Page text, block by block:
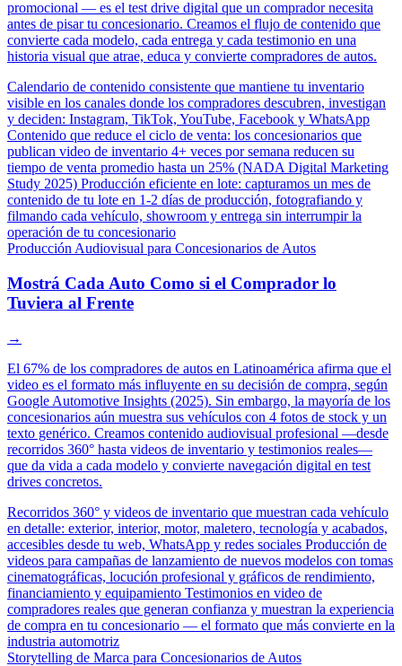
promocional — es el test drive digital que un comprador necesita
antes de pisar tu concesionario. Creamos el flujo de contenido que
convierte cada modelo, cada entrega y cada testimonio en una
historia visual que atrae, educa y convierte compradores de autos.
Calendario de contenido consistente que mantiene tu inventario
visible en los canales donde los compradores descubren, investigan
y deciden: Instagram, TikTok, YouTube, Facebook y WhatsApp
Contenido que reduce el ciclo de venta: los concesionarios que
publican video de inventario 4+ veces por semana reducen su
tiempo de venta promedio hasta un 25% (NADA Digital Marketing
Study 2025) Producción eficiente en lote: capturamos un mes de
contenido de tu lote en 1-2 días de producción, fotografiando y
filmando cada vehículo, showroom y entrega sin interrumpir la
operación de tu concesionario
Producción Audiovisual para Concesionarios de Autos
Mostrá Cada Auto Como si el Comprador lo
Tuviera al Frente
→
El 67% de los compradores de autos en Latinoamérica afirma que el
video es el formato más influyente en su decisión de compra, según
Google Automotive Insights (2025). Sin embargo, la mayoría de los
concesionarios aún muestra sus vehículos con 4 fotos de stock y un
texto genérico. Creamos contenido audiovisual profesional —desde
recorridos 360° hasta videos de inventario y testimonios reales—
que da vida a cada modelo y convierte navegación digital en test
drives concretos.
Recorridos 360° y videos de inventario que muestran cada vehículo
en detalle: exterior, interior, motor, maletero, tecnología y acabados,
accesibles desde tu web, WhatsApp y redes sociales Producción de
videos para campañas de lanzamiento de nuevos modelos con tomas
cinematográficas, locución profesional y gráficos de rendimiento,
financiamiento y equipamiento Testimonios en video de
compradores reales que generan confianza y muestran la experiencia
de compra en tu concesionario — el formato que más convierte en la
industria automotriz
Storytelling de Marca para Concesionarios de Autos